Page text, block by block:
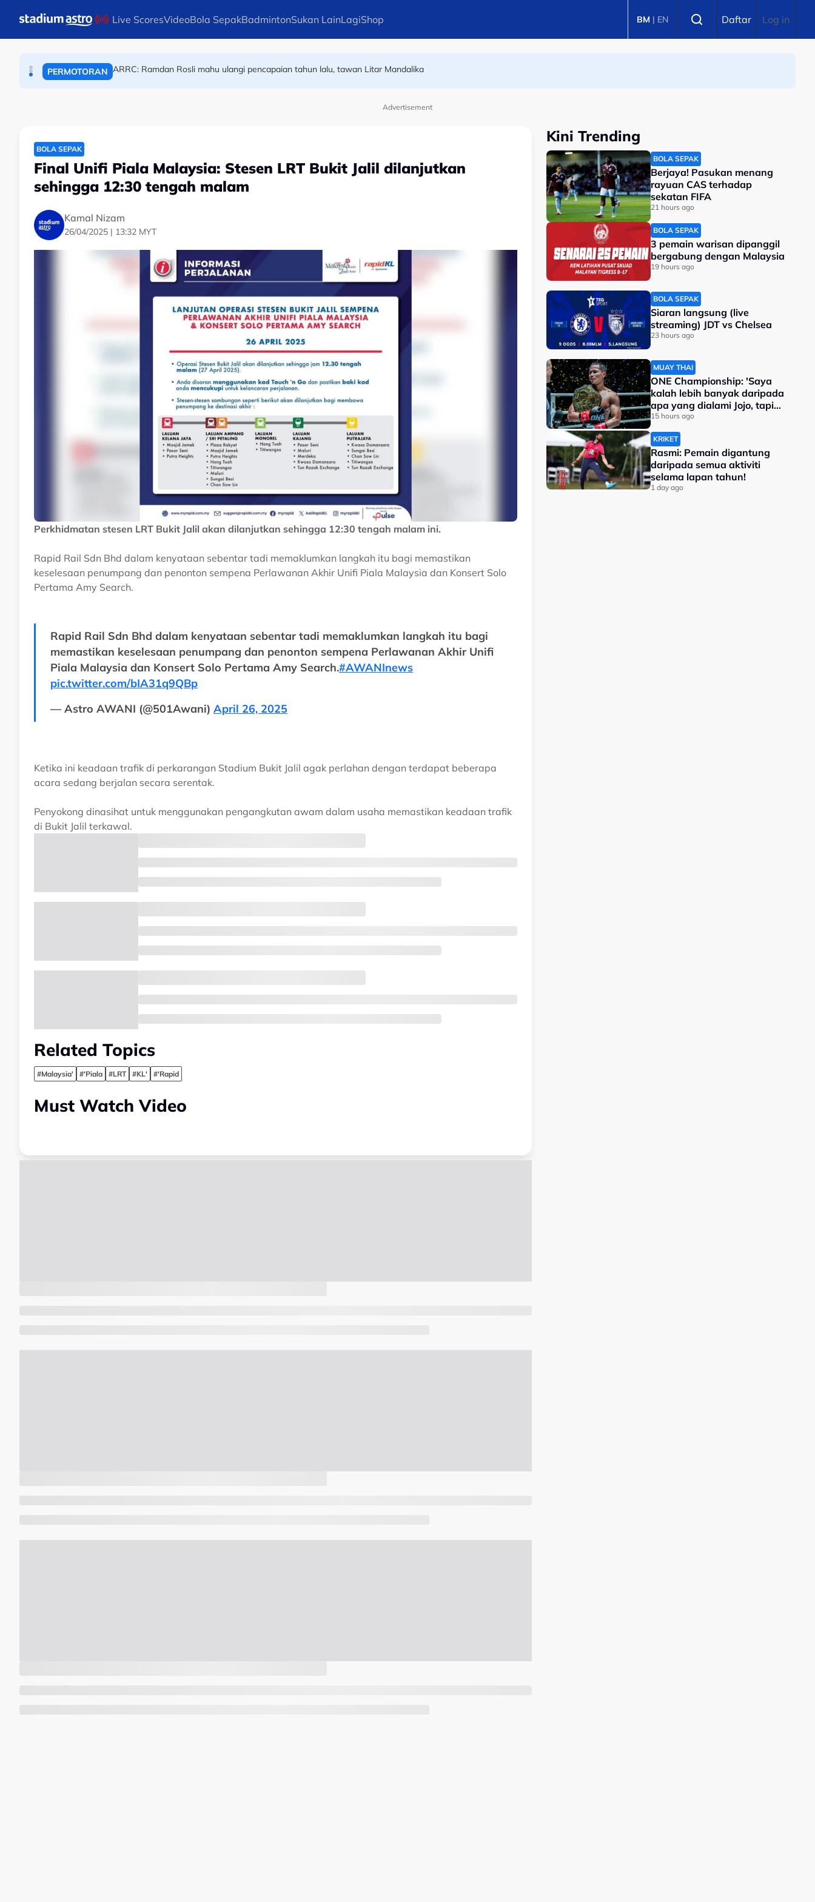
Live ScoresVideoBola SepakBadmintonSukan LainLagiShop BM | EN Daftar Log in
BOLING Tenpin Boling Orang Pekak Malaysia: Pasukan Sabah dedikasi kemenangan buat mendiang bekas Presiden
Advertisement
BOLA SEPAK
Final Unifi Piala Malaysia: Stesen LRT Bukit Jalil dilanjutkan
sehingga 12:30 tengah malam
Kamal Nizam
26/04/2025 | 13:32 MYT
Perkhidmatan stesen LRT Bukit Jalil akan dilanjutkan sehingga 12:30 tengah malam ini.
Rapid Rail Sdn Bhd dalam kenyataan sebentar tadi memaklumkan langkah itu bagi memastikan
keselesaan penumpang dan penonton sempena Perlawanan Akhir Unifi Piala Malaysia dan Konsert Solo
Pertama Amy Search.
Rapid Rail Sdn Bhd dalam kenyataan sebentar tadi memaklumkan langkah itu bagi
memastikan keselesaan penumpang dan penonton sempena Perlawanan Akhir Unifi
Piala Malaysia dan Konsert Solo Pertama Amy Search.#AWANInews
pic.twitter.com/bIA31q9QBp
— Astro AWANI (@501Awani) April 26, 2025
Ketika ini keadaan trafik di perkarangan Stadium Bukit Jalil agak perlahan dengan terdapat beberapa
acara sedang berjalan secara serentak.
Penyokong dinasihat untuk menggunakan pengangkutan awam dalam usaha memastikan keadaan trafik
di Bukit Jalil terkawal.
Related Topics
#Malaysia' #'Piala #LRT #KL' #'Rapid
Must Watch Video
Kini Trending
BOLA SEPAK
Berjaya! Pasukan menang
rayuan CAS terhadap
sekatan FIFA
21 hours ago
BOLA SEPAK
3 pemain warisan dipanggil
bergabung dengan Malaysia
19 hours ago
BOLA SEPAK
Siaran langsung (live
streaming) JDT vs Chelsea
23 hours ago
MUAY THAI
ONE Championship: 'Saya
kalah lebih banyak daripada
apa yang dialami Jojo, tapi
saya jadi juara dunia'
15 hours ago
KRIKET
Rasmi: Pemain digantung
daripada semua aktiviti
selama lapan tahun!
1 day ago